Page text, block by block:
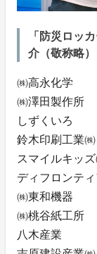
「防災ロッ
介（敬称略）
㈱高永化学
㈱澤田製作所
しずくいろ
鈴木印刷工業㈱
スマイルキッ
ディフロンテ
㈱東和機器
㈱桃谷紙工所
八木産業